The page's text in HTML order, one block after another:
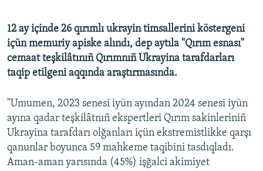
RFE/RS bütün saytları
12 ay içinde 26 qırımlı ukrayin timsallerini köstergeni
içün memuriy apiske alındı, dep aytıla "Qırım esnası"
cemaat teşkilâtınıñ Qırımnıñ Ukrayina tarafdarları
taqip etilgeni aqqında araştırmasında.
"Umumen, 2023 senesi iyün ayından 2024 senesi iyün
ayına qadar teşkilâtnıñ ekspertleri Qırım sakinleriniñ
Ukrayina tarafdarı olğanları içün ekstremistlikke qarşı
qanunlar boyunca 59 mahkeme taqibini tasdıqladı.
Aman-aman yarısında (45%) işğalci akimiyet